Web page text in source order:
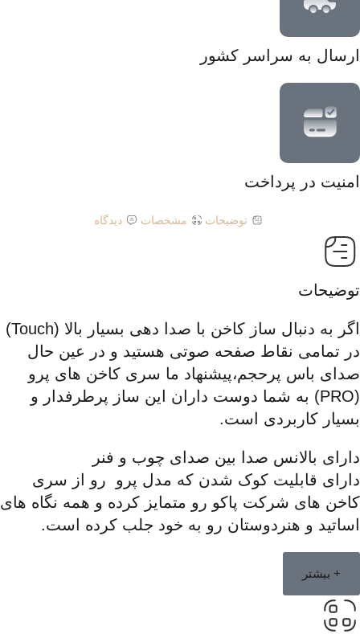
ارسال به سراسر کشور
امنیت در پرداخت
توضیحات مشخصات دیدگاه
توضیحات
اگر به دنبال ساز کاخن با صدا دهی بسیار بالا (Touch)
در تمامی نقاط صفحه صوتی هستید و در عین حال
صدای باس پرحجم،پیشنهاد ما سری کاخن های پرو
(PRO) به شما دوست داران این ساز پرطرفدار و
بسیار کاربردی است.
دارای بالانس صدا بین صدای چوب و فنر
دارای قابلیت کوک شدن که مدل پرو رو از سری
کاخن های شرکت پاکو رو متمایز کرده و همه نگاه های
اساتید و هنردوستان رو به خود جلب کرده است.
+ بیشتر